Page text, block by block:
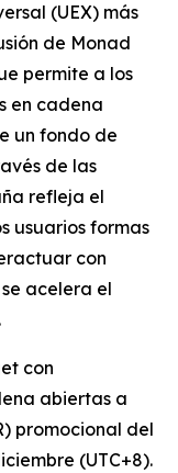
(UEX) más
de Monad
permite a los
en cadena
un fondo de
de las
refleja el
usuarios formas
con
acelera el
con
abiertas a
promocional del
(UTC+8).